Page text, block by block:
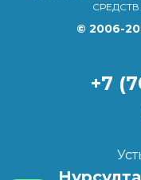
© 2006-
+7